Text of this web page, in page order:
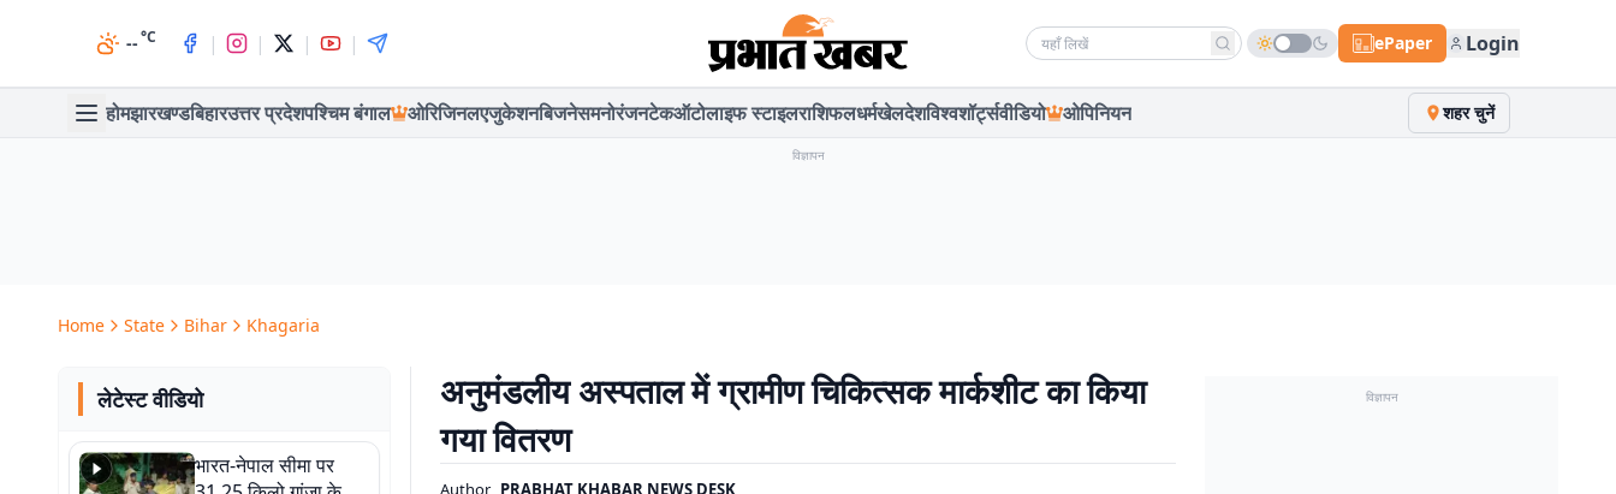
--°C | | | | Search news ePaper Login
होमझारखण्डबिहारउत्तर प्रदेशपश्चिम बंगाल ओरिजिनलएजुकेशनबिजनेसमनोरंजनटेकऑटोलाइफ स्टाइलराशिफलधर्मखेलदेशविश्वशॉर्ट्सवीडियो ओपिनियन शहर चुनें
विज्ञापन
Home State Bihar Khagaria
लेटेस्ट वीडियो
भारत-नेपाल सीमा पर
अनुमंडलीय अस्पताल में ग्रामीण चिकित्सक मार्कशीट का किया
गया वितरण
Author PRABHAT KHABAR NEWS DESK
विज्ञापन